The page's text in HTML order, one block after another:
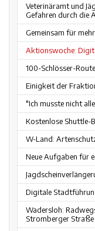
Veterinäramt und
Gefahren durch die
Gemeinsam für
Aktionswoche:
100-Schlösser-
Einigkeit der
"Ich musste nicht
Kostenlose Shuttle-
W-Land:
Neue Aufgaben für
Digitale
Wadersloh:
Stromberger Straße